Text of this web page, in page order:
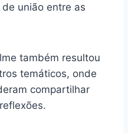
união entre as
também resultou
temáticos, onde
compartilhar